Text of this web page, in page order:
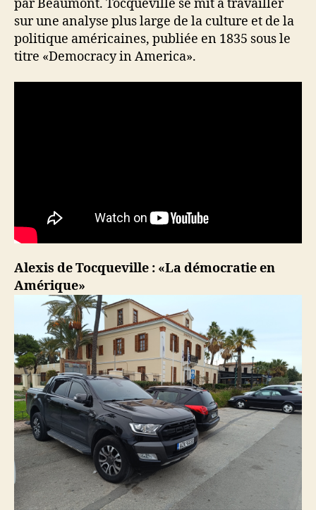
par Beaumont. Tocqueville se mit à travailler
sur une analyse plus large de la culture et de la
politique américaines, publiée en 1835 sous le
titre «Democracy in America».
Alexis de Tocqueville : «La démocratie en
Amérique»